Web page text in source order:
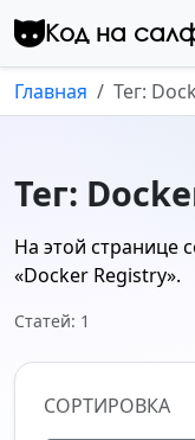
Перейти к контенту
Код на
Главная Тег:
Тег:
На этой странице
«Docker Registry».
Статей: 1
СОРТИРОВКА